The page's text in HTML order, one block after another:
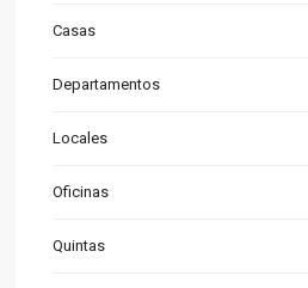
Casas
Departamentos
Locales
Oficinas
Quintas